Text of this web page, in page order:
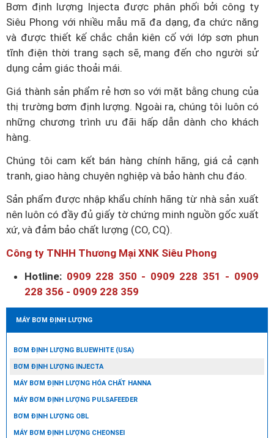
Bơm định lượng Injecta được phân phối bởi công ty
Siêu Phong với nhiều mẫu mã đa dạng, đa chức năng
và được thiết kế chắc chắn kiên cố với lớp sơn phun
tĩnh điện thời trang sạch sẽ, mang đến cho người sử
dụng cảm giác thoải mái.
Giá thành sản phẩm rẻ hơn so với mặt bằng chung của
thị trường bơm định lượng. Ngoài ra, chúng tôi luôn có
những chương trình ưu đãi hấp dẫn dành cho khách
hàng.
Chúng tôi cam kết bán hàng chính hãng, giá cả cạnh
tranh, giao hàng chuyên nghiệp và bảo hành chu đáo.
Sản phẩm được nhập khẩu chính hãng từ nhà sản xuất
nên luôn có đầy đủ giấy tờ chứng minh nguồn gốc xuất
xứ, và đảm bảo chất lượng (CO, CQ).
Công ty TNHH Thương Mại XNK Siêu Phong
Hotline: 0909 228 350 - 0909 228 351 - 0909
228 356 - 0909 228 359
MÁY BƠM ĐỊNH LƯỢNG
BƠM ĐỊNH LƯỢNG BLUEWHITE (USA)
BƠM ĐỊNH LƯỢNG INJECTA
MÁY BƠM ĐỊNH LƯỢNG HÓA CHẤT HANNA
MÁY BƠM ĐỊNH LƯỢNG PULSAFEEDER
BƠM ĐỊNH LƯỢNG OBL
MÁY BƠM ĐỊNH LƯỢNG CHEONSEI